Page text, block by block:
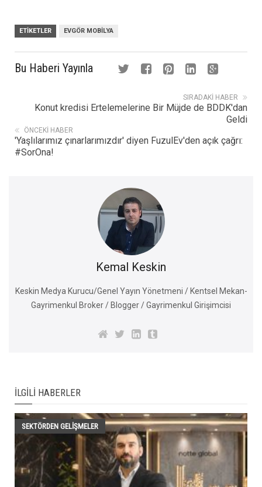
ETIKETLER EVGÖR MOBILYA
Bu Haberi Yayınla
SIRADAKI HABER
Konut kredisi Ertelemelerine Bir Müjde de BDDK'dan
Geldi
ÖNCEKI HABER
'Yaşlılarımız çınarlarımızdır' diyen FuzulEv'den açık çağrı:
#SorOna!
Kemal Keskin
Keskin Medya Kurucu/Genel Yayın Yönetmeni / Kentsel Mekan-
Gayrimenkul Broker / Blogger / Gayrimenkul Girişimcisi
İLGILI HABERLER
SEKTÖRDEN GELIŞMELER